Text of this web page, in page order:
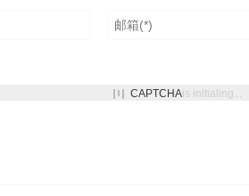
CAPTCHAis initialing...